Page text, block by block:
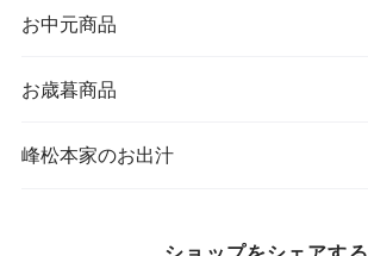
お中元商品
お歳暮商品
峰松本家のお出汁